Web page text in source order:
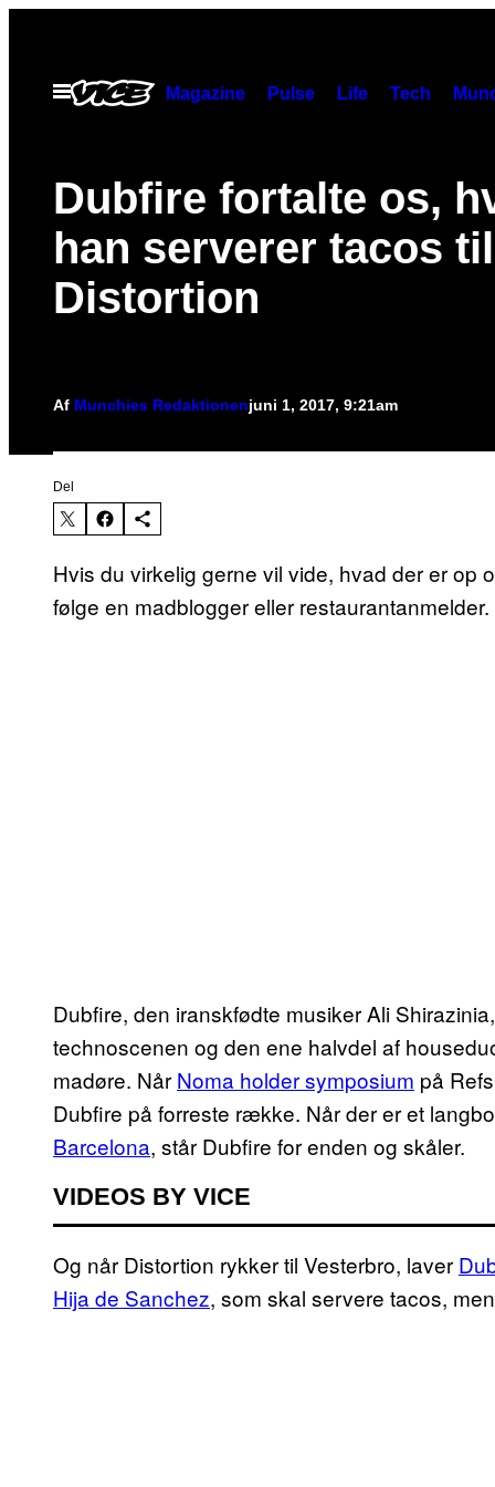
indhold
Åbn
Menu
Magazine Pulse Life Tech
Dubfire fortalte os,
han serverer tacos til
Distortion
Af Munchies Redaktionenjuni 1, 2017, 9:21am
Del
Hvis du virkelig gerne vil vide, hvad der er op
følge en madblogger eller
Dubfire, den iranskfødte musiker Ali
technoscenen og den ene halvdel af
madøre. Når Noma holder symposium på
Dubfire på forreste række. Når der er et
Barcelona, står Dubfire for enden og skåler.
VIDEOS BY VICE
Og når Distortion rykker til Vesterbro, laver
Hija de Sanchez, som skal servere tacos,